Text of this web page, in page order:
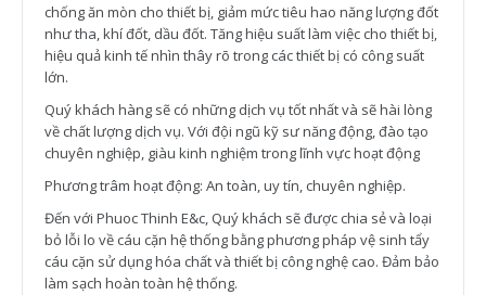
chống ăn mòn cho thiết bị, giảm mức tiêu hao năng lượng đốt
như tha, khí đốt, dầu đốt. Tăng hiệu suất làm việc cho thiết bị,
hiệu quả kinh tế nhìn thây rõ trong các thiết bị có công suất
lớn.
Quý khách hàng sẽ có những dịch vụ tốt nhất và sẽ hài lòng
về chất lượng dịch vụ. Với đội ngũ kỹ sư năng động, đào tạo
chuyên nghiệp, giàu kinh nghiệm trong lĩnh vực hoạt động
Phương trâm hoạt động: An toàn, uy tín, chuyên nghiệp.
Đến với Phuoc Thinh E&c, Quý khách sẽ được chia sẻ và loại
bỏ lỗi lo về cáu cặn hệ thống bằng phương pháp vệ sinh tẩy
cáu cặn sử dụng hóa chất và thiết bị công nghệ cao. Đảm bảo
làm sạch hoàn toàn hệ thống.